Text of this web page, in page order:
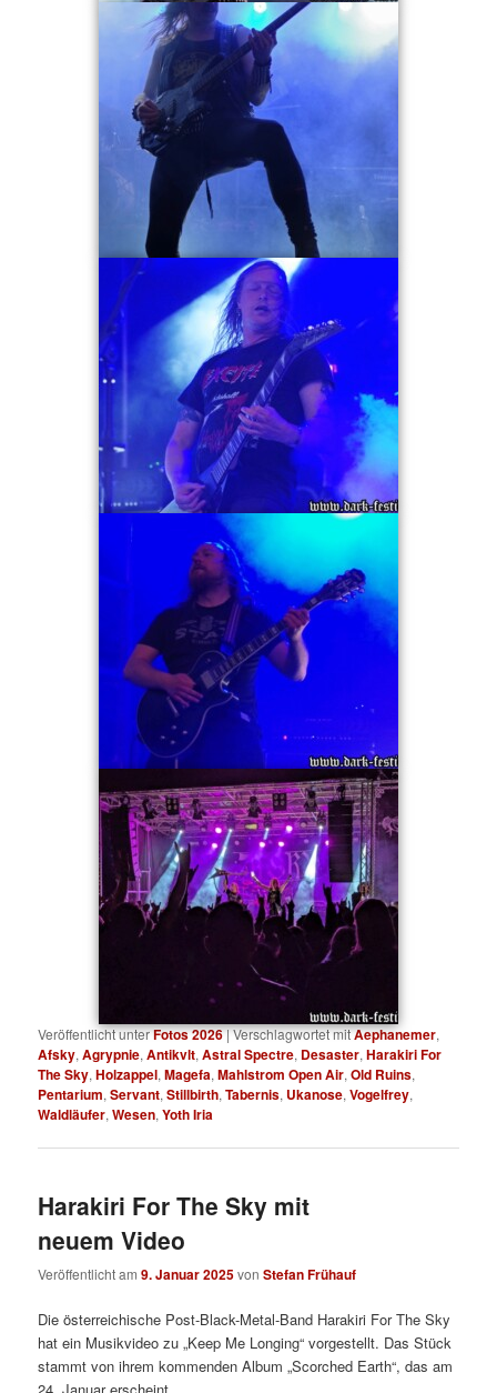
Veröffentlicht unterFotos 2026|Verschlagwortet mitAephanemer,
Afsky,Agrypnie,Antikvlt,Astral Spectre, Desaster,Harakiri For
The Sky,Holzappel,Magefa,Mahlstrom Open Air,Old Ruins,
Pentarium,Servant,Stillbirth,Tabernis, Ukanose,Vogelfrey,
Waldläufer,Wesen,Yoth Iria
Harakiri For The Sky mit
neuem Video
Veröffentlicht am9. Januar 2025vonStefan Frühauf
Die österreichische Post-Black-Metal-Band Harakiri For The Sky
hat ein Musikvideo zu „Keep Me Longing“ vorgestellt. Das Stück
stammt von ihrem kommenden Album „Scorched Earth“, das am